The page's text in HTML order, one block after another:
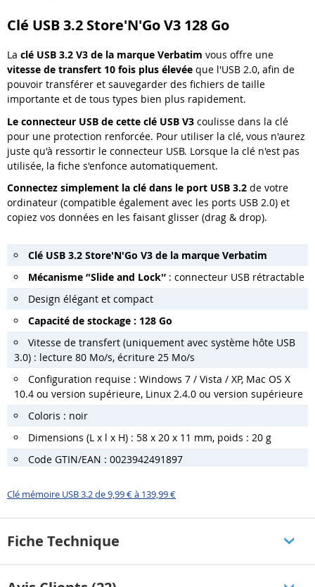
Clé USB 3.2 Store'N'Go V3 128 Go
La clé USB 3.2 V3 de la marque Verbatim vous offre une
vitesse de transfert 10 fois plus élevée que l'USB 2.0, afin de
pouvoir transférer et sauvegarder des fichiers de taille
importante et de tous types bien plus rapidement.
Le connecteur USB de cette clé USB V3 coulisse dans la clé
pour une protection renforcée. Pour utiliser la clé, vous n'aurez
juste qu'à ressortir le connecteur USB. Lorsque la clé n'est pas
utilisée, la fiche s'enfonce automatiquement.
Connectez simplement la clé dans le port USB 3.2 de votre
ordinateur (compatible également avec les ports USB 2.0) et
copiez vos données en les faisant glisser (drag & drop).
Clé USB 3.2 Store'N'Go V3 de la marque Verbatim
Mécanisme ‘'Slide and Lock'’ : connecteur USB rétractable
Design élégant et compact
Capacité de stockage : 128 Go
Vitesse de transfert (uniquement avec système hôte USB
3.0) : lecture 80 Mo/s, écriture 25 Mo/s
Configuration requise : Windows 7 / Vista / XP, Mac OS X
10.4 ou version supérieure, Linux 2.4.0 ou version supérieure
Coloris : noir
Dimensions (L x l x H) : 58 x 20 x 11 mm, poids : 20 g
Code GTIN/EAN : 0023942491897
Clé mémoire USB 3.2 de 9,99 € à 139,99 €
Fiche Technique